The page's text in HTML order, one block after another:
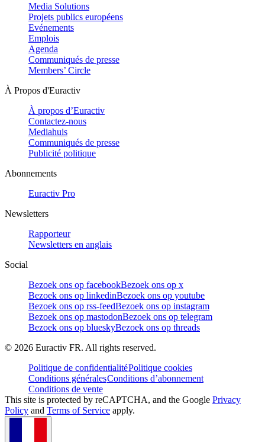
Media Solutions
Projets publics européens
Evénements
Emplois
Agenda
Communiqués de presse
Members’ Circle
À Propos d'Euractiv
À propos d’Euractiv
Contactez-nous
Mediahuis
Communiqués de presse
Publicité politique
Abonnements
Euractiv Pro
Newsletters
Rapporteur
Newsletters en anglais
Social
Bezoek ons op facebookBezoek ons op x
Bezoek ons op linkedinBezoek ons op youtube
Bezoek ons op rss-feedBezoek ons op instagram
Bezoek ons op mastodonBezoek ons op telegram
Bezoek ons op blueskyBezoek ons op threads
© 2026 Euractiv FR. All rights reserved.
Politique de confidentialitéPolitique cookies
Conditions généralesConditions d’abonnement
Conditions de vente
This site is protected by reCAPTCHA, and the Google Privacy
Policy and Terms of Service apply.